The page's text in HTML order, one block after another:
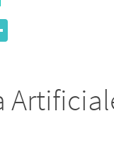
e